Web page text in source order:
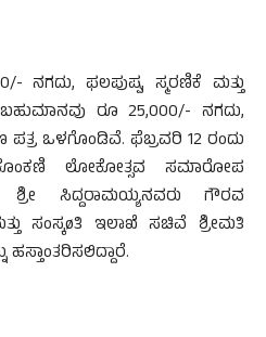
ನಗದು, ಫಲಪುಷ್ಪ, ಸ್ಮರಣಿಕೆ ಮತ್ತು
ರೂ 25,000/- ನಗದು,
ಪತ್ರ ಒಳಗೊಂಡಿವೆ. ಫೆಬ್ರವರಿ 12 ರಂದು
ಲೋಕೋತ್ಸವ ಸಮಾರೋಪ
ಶ್ರೀ ಸಿದ್ದರಾಮಯ್ಯನವರು ಗೌರವ
ಸಂಸ್ಕøತಿ ಇಲಾಖೆ ಸಚಿವೆ ಶ್ರೀಮತಿ